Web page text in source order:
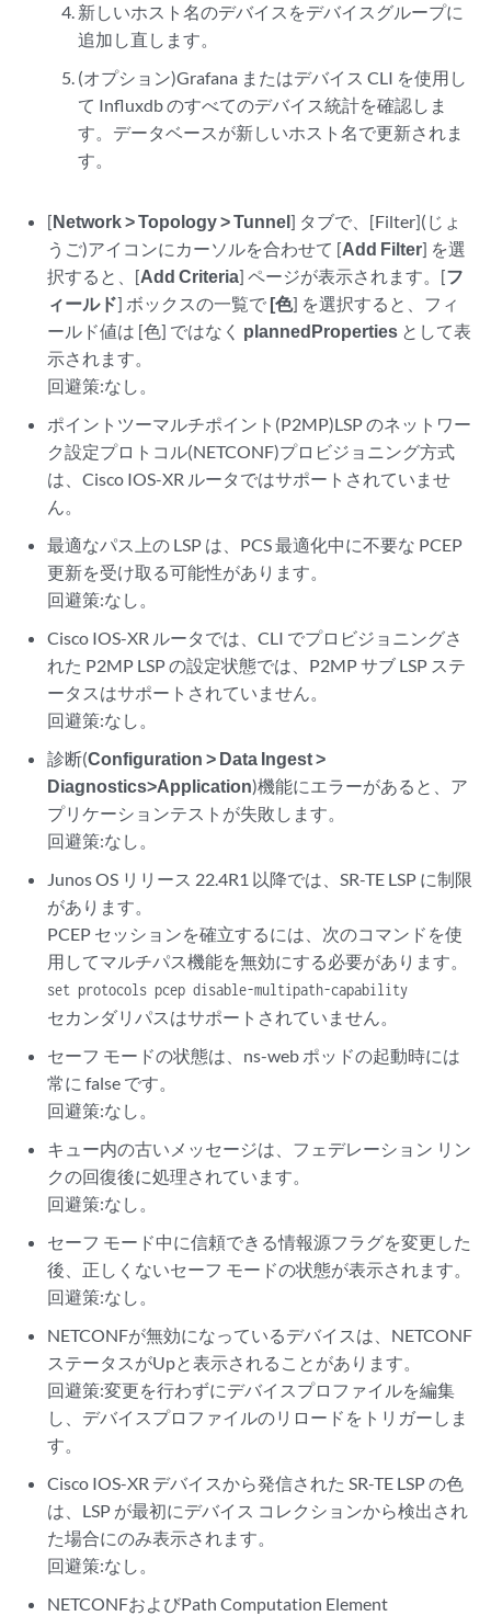
新しいホスト名のデバイスをデバイスグループに
追加し直します。
(オプション)Grafana またはデバイス CLI を使用し
て Influxdb のすべてのデバイス統計を確認しま
す。データベースが新しいホスト名で更新されま
す。
[Network > Topology > Tunnel] タブで、[Filter](じょ
うご)アイコンにカーソルを合わせて [Add Filter] を選
択すると、[Add Criteria] ページが表示されます。[フ
ィールド] ボックスの一覧で [色] を選択すると、フィ
ールド値は [色] ではなく plannedProperties として表
示されます。
回避策:なし。
ポイントツーマルチポイント(P2MP)LSP のネットワー
ク設定プロトコル(NETCONF)プロビジョニング方式
は、Cisco IOS-XR ルータではサポートされていませ
ん。
最適なパス上の LSP は、PCS 最適化中に不要な PCEP
更新を受け取る可能性があります。
回避策:なし。
Cisco IOS-XR ルータでは、CLI でプロビジョニングさ
れた P2MP LSP の設定状態では、P2MP サブ LSP ステ
ータスはサポートされていません。
回避策:なし。
診断(Configuration > Data Ingest >
Diagnostics>Application)機能にエラーがあると、ア
プリケーションテストが失敗します。
回避策:なし。
Junos OS リリース 22.4R1 以降では、SR-TE LSP に制限
があります。
PCEP セッションを確立するには、次のコマンドを使
用してマルチパス機能を無効にする必要があります。
set protocols pcep disable-multipath-capability
セカンダリパスはサポートされていません。
セーフ モードの状態は、ns-web ポッドの起動時には
常に false です。
回避策:なし。
キュー内の古いメッセージは、フェデレーション リン
クの回復後に処理されています。
回避策:なし。
セーフ モード中に信頼できる情報源フラグを変更した
後、正しくないセーフ モードの状態が表示されます。
回避策:なし。
NETCONFが無効になっているデバイスは、NETCONF
ステータスがUpと表示されることがあります。
回避策:変更を行わずにデバイスプロファイルを編集
し、デバイスプロファイルのリロードをトリガーしま
す。
Cisco IOS-XR デバイスから発信された SR-TE LSP の色
は、LSP が最初にデバイス コレクションから検出され
た場合にのみ表示されます。
回避策:なし。
NETCONFおよびPath Computation Element